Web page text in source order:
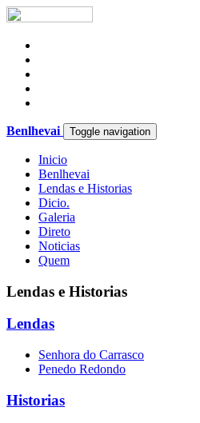
Benlhevai Toggle navigation
Inicio
Benlhevai
Lendas e Historias
Dicio.
Galeria
Direto
Noticias
Quem
Lendas e Historias
Lendas
Senhora do Carrasco
Penedo Redondo
Historias